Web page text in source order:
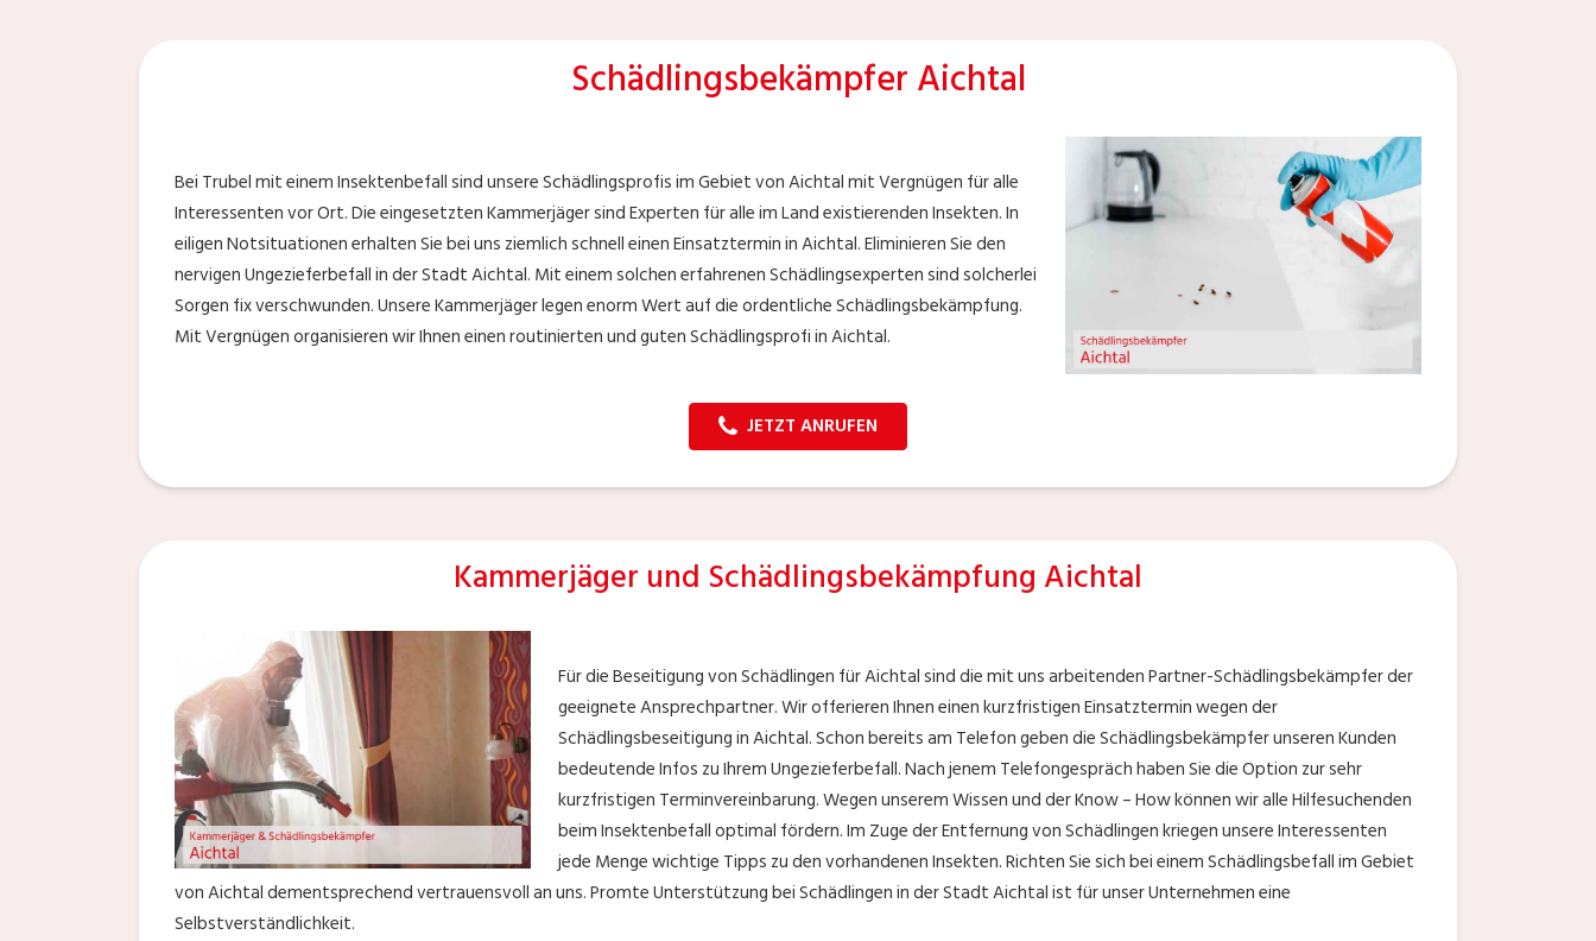
Schädlingsbekämpfer Aichtal
Bei Trubel mit einem Insektenbefall sind unsere Schädlingsprofis im Gebiet von Aichtal mit Vergnügen für alle
Interessenten vor Ort. Die eingesetzten Kammerjäger sind Experten für alle im Land existierenden Insekten. In
eiligen Notsituationen erhalten Sie bei uns ziemlich schnell einen Einsatztermin in Aichtal. Eliminieren Sie den
nervigen Ungezieferbefall in der Stadt Aichtal. Mit einem solchen erfahrenen Schädlingsexperten sind solcherlei
Sorgen fix verschwunden. Unsere Kammerjäger legen enorm Wert auf die ordentliche Schädlingsbekämpfung.
Mit Vergnügen organisieren wir Ihnen einen routinierten und guten Schädlingsprofi in Aichtal.
JETZT ANRUFEN
Kammerjäger und Schädlingsbekämpfung Aichtal
Für die Beseitigung von Schädlingen für Aichtal sind die mit uns arbeitenden Partner-Schädlingsbekämpfer der
geeignete Ansprechpartner. Wir offerieren Ihnen einen kurzfristigen Einsatztermin wegen der
Schädlingsbeseitigung in Aichtal. Schon bereits am Telefon geben die Schädlingsbekämpfer unseren Kunden
bedeutende Infos zu Ihrem Ungezieferbefall. Nach jenem Telefongespräch haben Sie die Option zur sehr
kurzfristigen Terminvereinbarung. Wegen unserem Wissen und der Know – How können wir alle Hilfesuchenden
beim Insektenbefall optimal fördern. Im Zuge der Entfernung von Schädlingen kriegen unsere Interessenten
jede Menge wichtige Tipps zu den vorhandenen Insekten. Richten Sie sich bei einem Schädlingsbefall im Gebiet
von Aichtal dementsprechend vertrauensvoll an uns. Promte Unterstützung bei Schädlingen in der Stadt Aichtal ist für unser Unternehmen eine
Selbstverständlichkeit.